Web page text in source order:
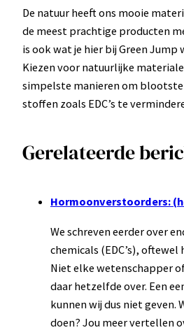
De natuur heeft ons mooie
de meest prachtige producten
is ook wat je hier bij Green Jump
Kiezen voor natuurlijke
simpelste manieren om
stoffen zoals EDC’s te
Gerelateerde
Hormoonverstoorders:
We schreven eerder over
chemicals (EDC’s),
Niet elke wetenschapper
daar hetzelfde over. Een
kunnen wij dus niet geven.
doen? Jou meer vertellen